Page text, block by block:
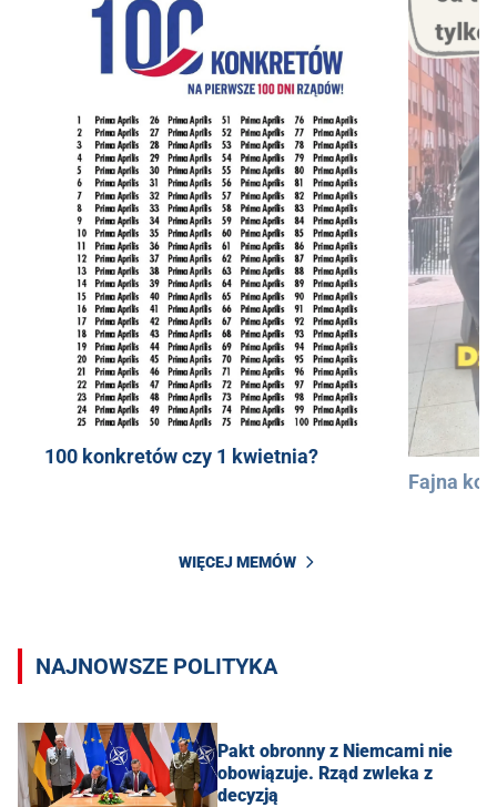
100 konkretów czy 1 kwietnia?
Fajna
WIĘCEJ MEMÓW
NAJNOWSZE POLITYKA
Pakt obronny z Niemcami nie
obowiązuje. Rząd zwleka z
decyzją